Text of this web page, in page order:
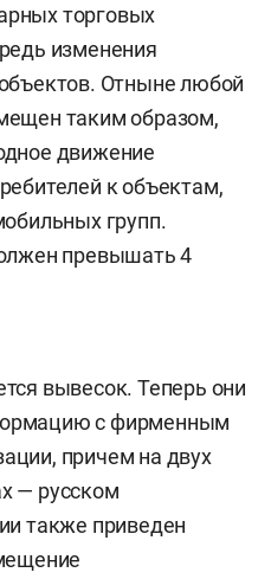
торговых
изменения
Отныне любой
таким образом,
движение
к объектам,
групп.
превышать 4
вывесок. Теперь они
с фирменным
причем на двух
— русском
также приведен